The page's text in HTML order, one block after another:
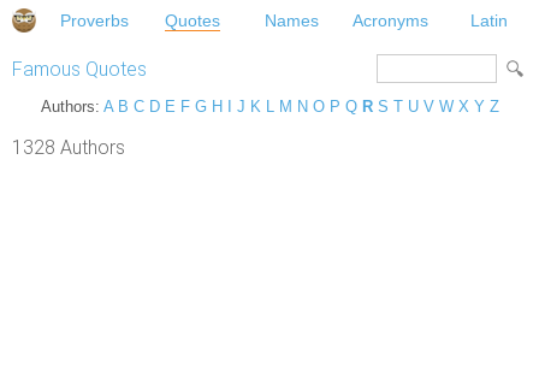
Proverbs Quotes Names Acronyms Latin
Famous Quotes
Authors: A B C D E F G H J K L M N O P Q R S T U V W X Y Z
1328 Authors